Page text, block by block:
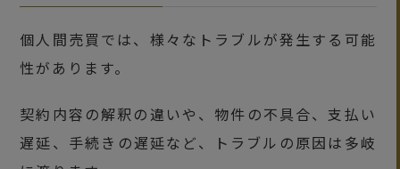
個人間売買では、様々なトラブルが発生する可能
性があります。
契約内容の解釈の違いや、物件の不具合、支払い
遅延、手続きの遅延など、トラブルの原因は多岐